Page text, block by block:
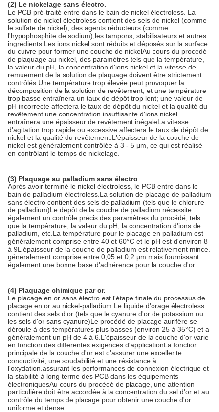
(2) Le nickelage sans électro.
Le PCB pré-traité entre dans le bain de nickel électroless. La
solution de nickel électroless contient des sels de nickel (comme
le sulfate de nickel), des agents réducteurs (comme
l'hypophosphite de sodium),les tampons, stabilisateurs et autres
ingrédients.Les ions nickel sont réduits et déposés sur la surface
du cuivre pour former une couche de nickelAu cours du procédé
de plaquage au nickel, des paramètres tels que la température,
la valeur du pH, la concentration d'ions nickel et la vitesse de
remuement de la solution de plaquage doivent être strictement
contrôlés.Une température trop élevée peut provoquer la
décomposition de la solution de revêtement, et une température
trop basse entraînera un taux de dépôt trop lent; une valeur de
pH incorrecte affectera le taux de dépôt du nickel et la qualité du
revêtement;une concentration insuffisante d'ions nickel
entraînera une épaisseur de revêtement inégaleLa vitesse
d'agitation trop rapide ou excessive affectera le taux de dépôt de
nickel et la qualité du revêtement.L'épaisseur de la couche de
nickel est généralement contrôlée à 3 - 5 μm, ce qui est réalisé
en contrôlant le temps de nickelage.
(3) Plaquage au palladium sans électro
Après avoir terminé le nickel électroless, le PCB entre dans le
bain de palladium électroless.La solution de placage de palladium
sans électro contient des sels de palladium (tels que le chlorure
de palladium)Le dépôt de la couche de palladium nécessite
également un contrôle précis des paramètres du procédé, tels
que la température, la valeur du pH, la concentration d'ions de
palladium, etc.La température pour le placage en palladium est
généralement comprise entre 40 et 60°C et le pH est d'environ 8
à 9L'épaisseur de la couche de palladium est relativement mince,
généralement comprise entre 0,05 et 0,2 μm.mais fournissant
également une bonne base d'adhérence pour la couche d'or.
(4) Plaquage chimique par or.
Le placage en or sans électro est l'étape finale du processus de
placage en or au nickel-palladium.Le liquide d'orage électroless
contient des sels d'or (tels que le cyanure d'or de potassium ou
les sels d'or sans cyanure)Le procédé de placage aurifère se
déroule à des températures plus basses (environ 25 à 35°C) et a
généralement un pH de 4 à 6.L'épaisseur de la couche d'or varie
en fonction des différentes exigences d'applicationLa fonction
principale de la couche d'or est d'assurer une excellente
conductivité, une soudabilité et une résistance à
l'oxydation.assurant les performances de connexion électrique et
la stabilité à long terme des PCB dans les équipements
électroniquesAu cours du procédé de placage, une attention
particulière doit être accordée à la concentration du sel d'or et au
contrôle du temps de placage pour obtenir une couche d'or
uniforme et dense.